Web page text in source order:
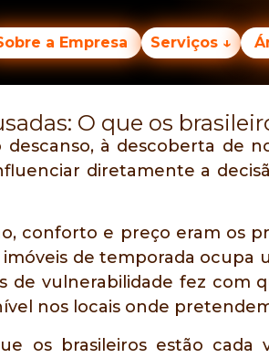
a Empresa Serviços ↓
Sobre a Empresa Serviços
O que os
descanso, à descoberta de
diretamente a
conforto e preço eram os
imóveis de temporada
de vulnerabilidade fez com
nos locais onde
os brasileiros estão